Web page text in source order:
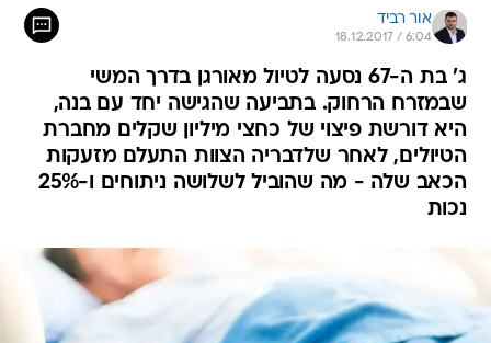
אור רביד
18.12.2017 / 6:04
ג' בת ה-67 נסעה לטיול מאורגן בדרך המשי
שבמזרח הרחוק. בתביעה שהגישה יחד עם בנה,
היא דורשת פיצוי של כחצי מיליון שקלים מחברת
הטיולים, לאחר שלדבריה הצוות התעלם מזעקות
הכאב שלה - מה שהוביל לשלושה ניתוחים ו-25%
נכות